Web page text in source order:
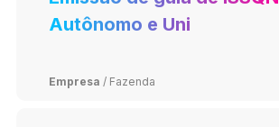
Autônomo e Uni
Empresa / Fazenda